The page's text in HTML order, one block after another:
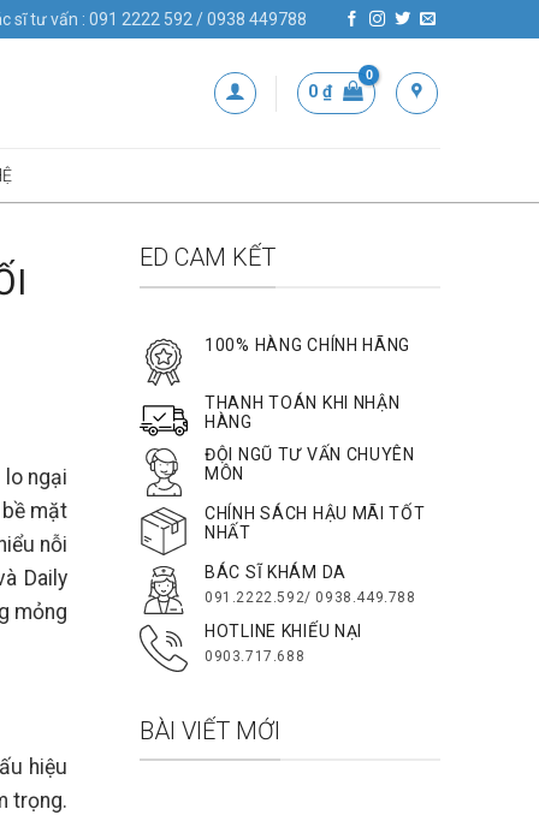
sĩ tư vấn : 091 2222 592 / 0938 449788
0₫
ngại
mặt
nỗi
Daily
mỏng
hiệu
trọng.
ED CAM KẾT
100% HÀNG CHÍNH HÃNG
THANH TOÁN KHI NHẬN
HÀNG
ĐỘI NGŨ TƯ VẤN CHUYÊN
MÔN
CHÍNH SÁCH HẬU MÃI TỐT
NHẤT
BÁC SĨ KHÁM DA
091.2222.592/ 0938.449.788
HOTLINE KHIẾU NẠI
0903.717.688
BÀI VIẾT MỚI